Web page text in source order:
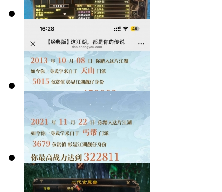
卡级的巅峰！
69内，从未服
过人
生活玩家怎么
做到杀这么多
人
天龙故交，仗